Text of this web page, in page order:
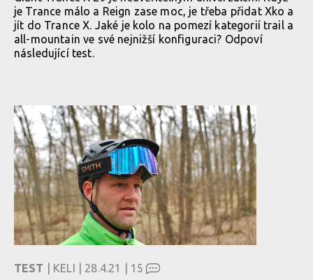
je Trance málo a Reign zase moc, je třeba přidat Xko a
jít do Trance X. Jaké je kolo na pomezí kategorií trail a
all-mountain ve své nejnižší konfiguraci? Odpoví
následující test.
TEST | KELI | 28.4.21 | 15